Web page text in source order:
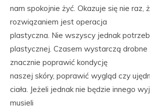
nam spokojnie żyć. Okazuje się nie raz,
rozwiązaniem jest operacja
plastyczna. Nie wszyscy jednak
plastycznej. Czasem wystarczą drobne
znacznie poprawić kondycję
naszej skóry, poprawić wygląd czy
ciała. Jeżeli jednak nie będzie innego
musieli